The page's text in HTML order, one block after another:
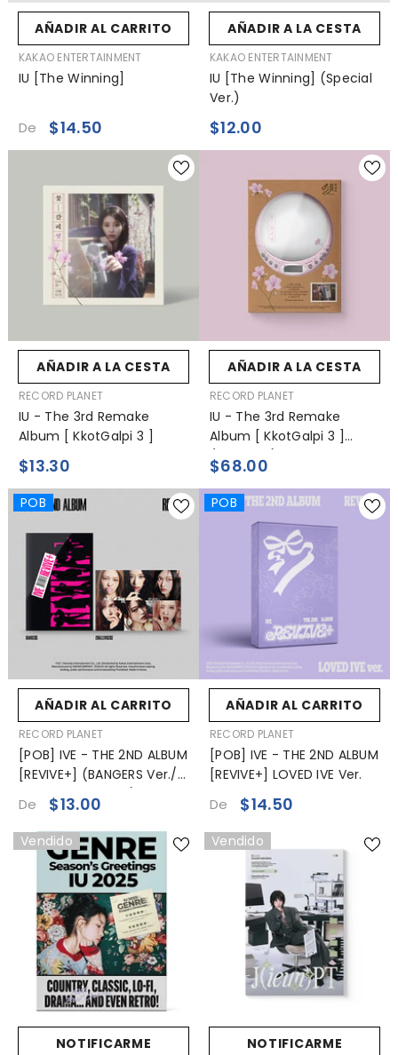
AÑADIR AL CARRITO
VENDEDOR:
KAKAO ENTERTAINMENT
IU [The Winning]
De $14.50
AÑADIR A LA CESTA
VENDEDOR:
KAKAO ENTERTAINMENT
IU [The Winning] (Special
Ver.)
$12.00
AÑADIR A LA CESTA
VENDEDOR:
RECORD PLANET
IU - The 3rd Remake
Album [ KkotGalpi 3 ]
$13.30
AÑADIR A LA CESTA
VENDEDOR:
RECORD PLANET
IU - The 3rd Remake
Album [ KkotGalpi 3 ]
(CDP Ver.)
$68.00
POB
AÑADIR AL CARRITO
VENDEDOR:
RECORD PLANET
[POB] IVE - THE 2ND ALBUM
[REVIVE+] (BANGERS Ver./
CHALLENGERS Ver.)
De $13.00
POB
AÑADIR AL CARRITO
VENDEDOR:
RECORD PLANET
[POB] IVE - THE 2ND ALBUM
[REVIVE+] LOVED IVE Ver.
De $14.50
Vendido
NOTIFICARME
Vendido
NOTIFICARME